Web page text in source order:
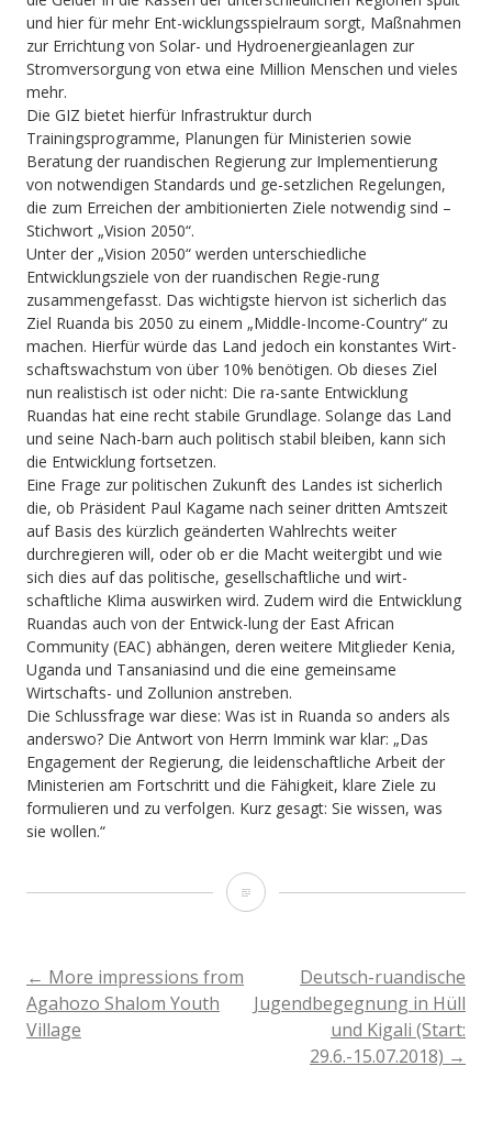
und hier für mehr Ent-wicklungsspielraum sorgt, Maßnahmen
zur Errichtung von Solar- und Hydroenergieanlagen zur
Stromversorgung von etwa eine Million Menschen und vieles
mehr.
Die GIZ bietet hierfür Infrastruktur durch
Trainingsprogramme, Planungen für Ministerien sowie
Beratung der ruandischen Regierung zur Implementierung
von notwendigen Standards und ge-setzlichen Regelungen,
die zum Erreichen der ambitionierten Ziele notwendig sind –
Stichwort „Vision 2050“.
Unter der „Vision 2050“ werden unterschiedliche
Entwicklungsziele von der ruandischen Regie-rung
zusammengefasst. Das wichtigste hiervon ist sicherlich das
Ziel Ruanda bis 2050 zu einem „Middle-Income-Country“ zu
machen. Hierfür würde das Land jedoch ein konstantes Wirt-
schaftswachstum von über 10% benötigen. Ob dieses Ziel
nun realistisch ist oder nicht: Die ra-sante Entwicklung
Ruandas hat eine recht stabile Grundlage. Solange das Land
und seine Nach-barn auch politisch stabil bleiben, kann sich
die Entwicklung fortsetzen.
Eine Frage zur politischen Zukunft des Landes ist sicherlich
die, ob Präsident Paul Kagame nach seiner dritten Amtszeit
auf Basis des kürzlich geänderten Wahlrechts weiter
durchregieren will, oder ob er die Macht weitergibt und wie
sich dies auf das politische, gesellschaftliche und wirt-
schaftliche Klima auswirken wird. Zudem wird die Entwicklung
Ruandas auch von der Entwick-lung der East African
Community (EAC) abhängen, deren weitere Mitglieder Kenia,
Uganda und Tansaniasind und die eine gemeinsame
Wirtschafts- und Zollunion anstreben.
Die Schlussfrage war diese: Was ist in Ruanda so anders als
anderswo? Die Antwort von Herrn Immink war klar: „Das
Engagement der Regierung, die leidenschaftliche Arbeit der
Ministerien am Fortschritt und die Fähigkeit, klare Ziele zu
formulieren und zu verfolgen. Kurz gesagt: Sie wissen, was
sie wollen.“
Besuch
Die
Deutsche
BEITRAGSNAVIGATION
← More impressions from
Agahozo Shalom Youth
Village
Deutsch-ruandische
Jugendbegegnung in Hüll
und Kigali (Start:
29.6.-15.07.2018) →